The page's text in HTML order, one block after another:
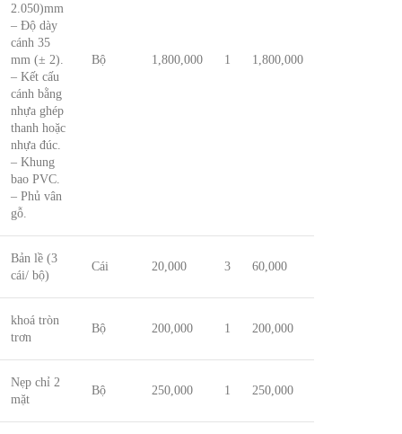
2.050)mm
– Độ dày
cánh 35
mm (± 2).
– Kết cấu
cánh bằng
nhựa ghép
thanh hoặc
nhựa đúc.
– Khung
bao PVC.
– Phủ vân
gỗ.
Bộ 1,800,000 1 1,800,000
Bản lề (3
cái/ bộ)
Cái 20,000 3 60,000
khoá tròn
trơn
Bộ 200,000 1 200,000
Nẹp chỉ 2
mặt
Bộ 250,000 1 250,000